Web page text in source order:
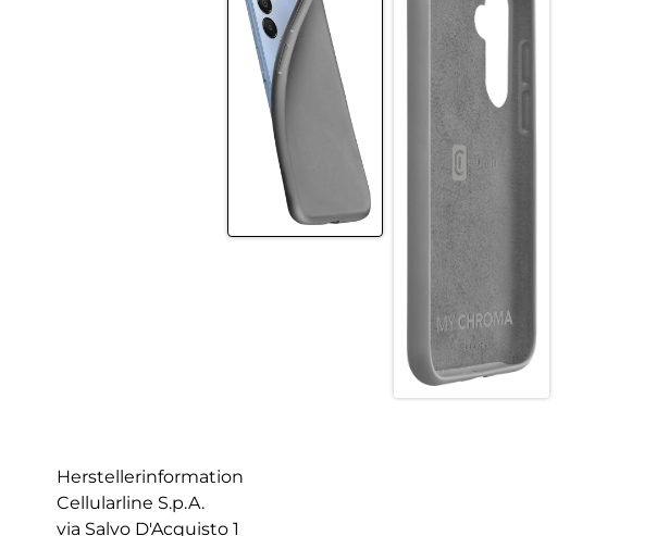
Herstellerinformation
Cellularline S.p.A.
via Salvo D'Acquisto 1